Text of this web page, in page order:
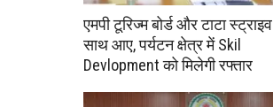
एमपी टूरिज्म बोर्ड और टाटा स्ट्राइव
साथ आए, पर्यटन क्षेत्र में Skil
Devlopment को मिलेगी रफ्तार